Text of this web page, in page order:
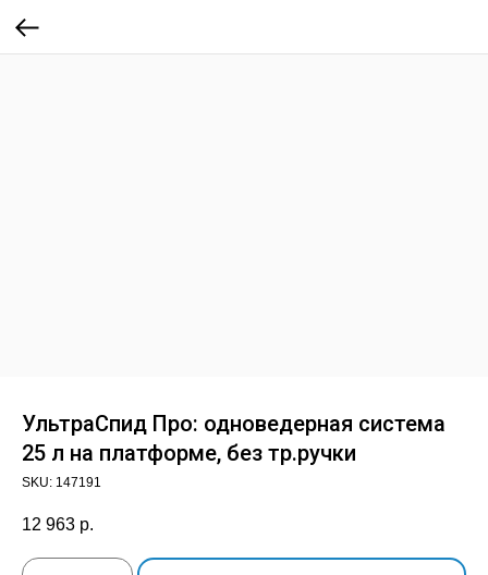
УльтраСпид Про: одноведерная система
25 л на платформе, без тр.ручки
SKU: 147191
12 963 р.